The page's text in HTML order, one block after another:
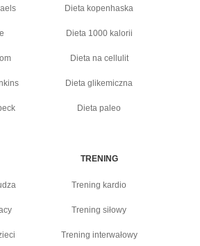
Dieta kopenhaska
Dieta 1000 kalorii
Dieta na cellulit
Dieta glikemiczna
Dieta paleo
TRENING
Trening kardio
Trening siłowy
Trening interwałowy